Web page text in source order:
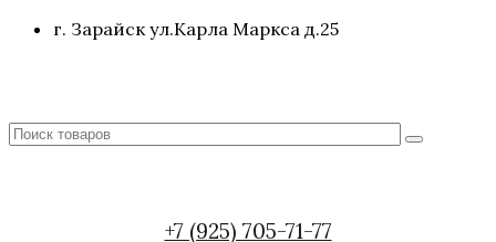
г. Зарайск ул.Карла Маркса д.25
+7 (925) 705-71-77